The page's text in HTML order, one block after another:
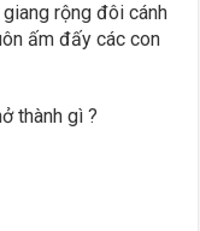
giang rộng đôi cánh
ấm đấy các con
thành gì ?